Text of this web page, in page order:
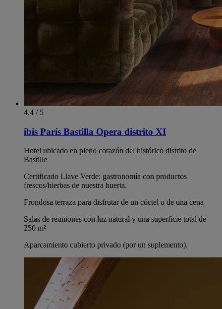
4.4 / 5
ibis París Bastilla Opera distrito XI
Hotel ubicado en pleno corazón del histórico distrito de
Bastille
Certificado Llave Verde: gastronomía con productos
frescos/hierbas de nuestra huerta.
Frondosa terraza para disfrutar de un cóctel o de una cena
Salas de reuniones con luz natural y una superficie total de
250 m²
Aparcamiento cubierto privado (por un suplemento).